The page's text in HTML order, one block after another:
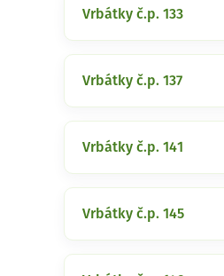
Vrbátky č.p. 133
Vrbátky č.p. 137
Vrbátky č.p. 141
Vrbátky č.p. 145